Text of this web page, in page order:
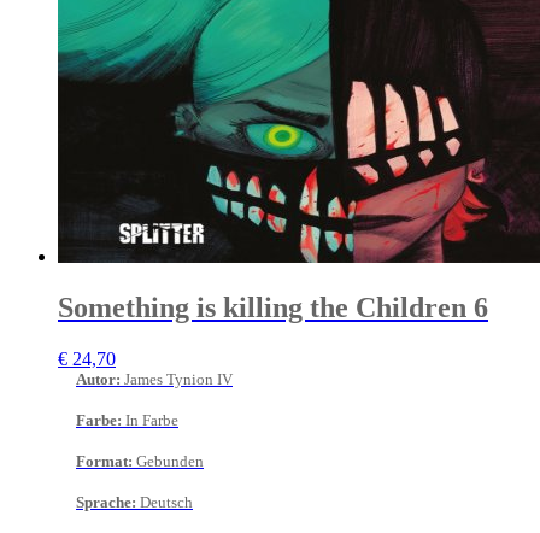
Something is killing the Children 6
€ 24,70
Autor: James Tynion IV
Farbe: In Farbe
Format: Gebunden
Sprache: Deutsch